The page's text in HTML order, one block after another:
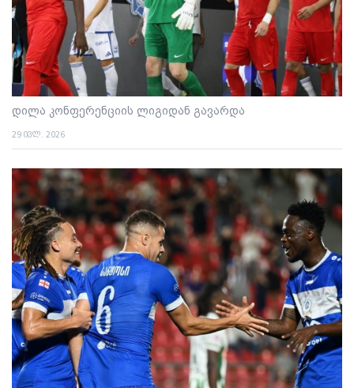
დილა კონფერენციის ლიგიდან გავარდა
29 ივლ. 2026